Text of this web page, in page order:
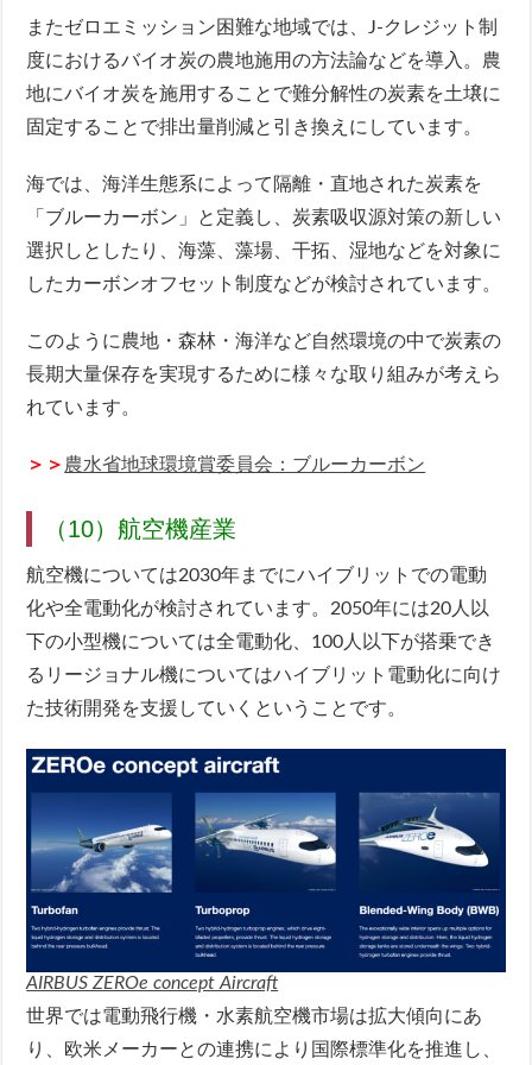
またゼロエミッション困難な地域では、J-クレジット制
度におけるバイオ炭の農地施用の方法論などを導入。農
地にバイオ炭を施用することで難分解性の炭素を土壌に
固定することで排出量削減と引き換えにしています。
海では、海洋生態系によって隔離・直地された炭素を
「ブルーカーボン」と定義し、炭素吸収源対策の新しい
選択しとしたり、海藻、藻場、干拓、湿地などを対象に
したカーボンオフセット制度などが検討されています。
このように農地・森林・海洋など自然環境の中で炭素の
長期大量保存を実現するために様々な取り組みが考えら
れています。
＞＞ 農水省地球環境賞委員会：ブルーカーボン
（10）航空機産業
航空機については2030年までにハイブリットでの電動
化や全電動化が検討されています。2050年には20人以
下の小型機については全電動化、100人以下が搭乗でき
るリージョナル機についてはハイブリット電動化に向け
た技術開発を支援していくということです。
AIRBUS ZEROe concept Aircraft
世界では電動飛行機・水素航空機市場は拡大傾向にあ
り、欧米メーカーとの連携により国際標準化を推進し、